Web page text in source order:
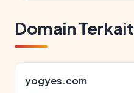
Domain Terkait
yogyes.com